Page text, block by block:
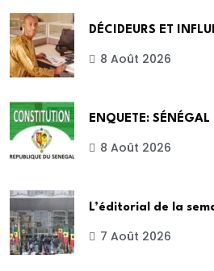
DÉCIDEURS ET
8 Août 2026
ENQUETE:
8 Août 2026
L’éditorial de la
7 Août 2026